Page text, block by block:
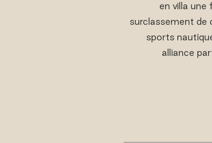
en villa une
surclassement de
sports
alliance